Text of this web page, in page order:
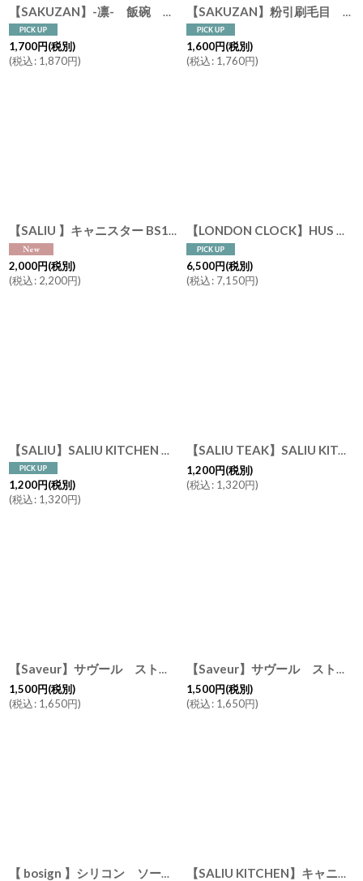
【SAKUZAN】-凛- 飯碗 茶碗 ボウル 作山窯 日本製
1,700円(税別)
(税込: 1,870円)
【SAKUZAN】粉引刷毛目 茶碗 夫婦茶碗 作山 美濃焼 日本製
1,600円(税別)
(税込: 1,760円)
【SALIU 】キャニスター BS10 保存容器 450ml 磁器 チーク材 木葢 SALIU KITCHEN 日本製ソルト シュガー
2,000円(税別)
(税込: 2,200円)
【LONDON CLOCK】HUS ロンドンクロック ハス イギリス ロンドン おしゃれ 置き時計 英国 保証書
6,500円(税別)
(税込: 7,150円)
【SALIU】SALIU KITCHEN コーヒースプーン チーク 木製 メジャースプーン 計量スプーン Teak Coffee Spoon LOLO おおさじこさじ キッチンツール
1,200円(税別)
(税込: 1,320円)
【SALIU TEAK】SALIU KITCHEN おおさじこさじ チーク 木製 軽量スプーン 5ml 15ml キッチンツール
1,200円(税別)
(税込: 1,320円)
【Saveur】サヴール ストレートマグ ゴールド シルバー ライン 黒土 ホワイト ブラック カフェ 日本製 320ml サブール
1,500円(税別)
(税込: 1,650円)
【Saveur】サヴール ストレートマグN 黒土 ホワイト ブラック 320ml サブール 日本製
1,500円(税別)
(税込: 1,650円)
【 bosign 】シリコン ソープディッシュ L ボサイン SOAP SAVER FLOW
【SALIU KITCHEN】キャニスター BS08 選べる ２個セット チーク材 木 日本製 BASIC CANISTER LOLO ロロ 美濃焼